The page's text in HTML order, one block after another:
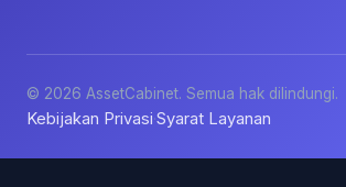
© 2026 AssetCabinet. Semua hak dilindungi.
Kebijakan Privasi·Syarat Layanan